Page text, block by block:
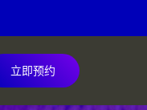
立即预约